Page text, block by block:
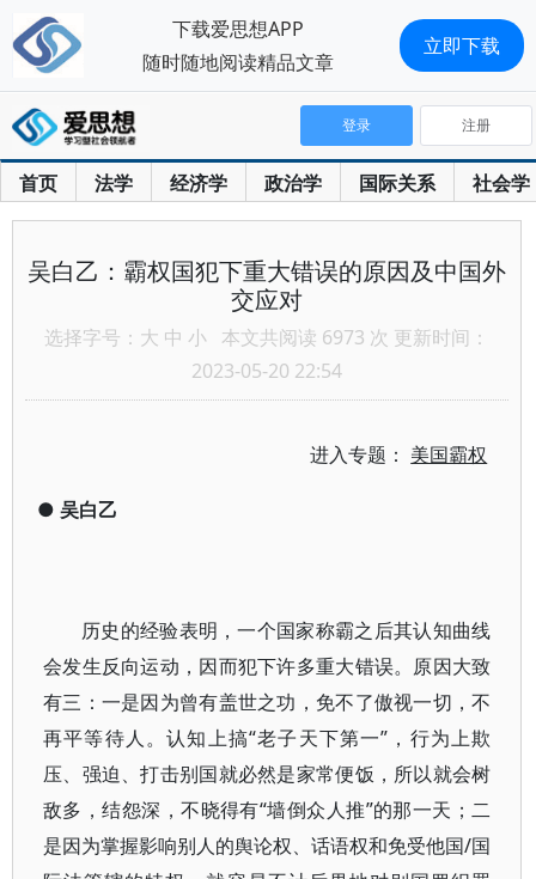
首页 法学 经济学 政治学 国际关系 社会学
登录 注册
吴白乙：霸权国犯下重大错误的原因及中国外
交应对
选择字号： 大 中 小 本文共阅读 6973 次 更新时间：
2023-05-20 22:54
进入专题： 美国霸权
● 吴白乙
历史的经验表明，一个国家称霸之后其认知曲线
会发生反向运动，因而犯下许多重大错误。原因大致
有三：一是因为曾有盖世之功，免不了傲视一切，不
再平等待人。认知上搞“老子天下第一”，行为上欺
压、强迫、打击别国就必然是家常便饭，所以就会树
敌多，结怨深，不晓得有“墙倒众人推”的那一天；二
是因为掌握影响别人的舆论权、话语权和免受他国/国
下载爱思想APP
随时随地阅读精品文章
立即下载